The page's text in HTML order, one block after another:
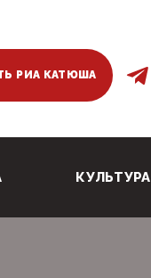
РИА КАТЮША
КУЛЬТУРА